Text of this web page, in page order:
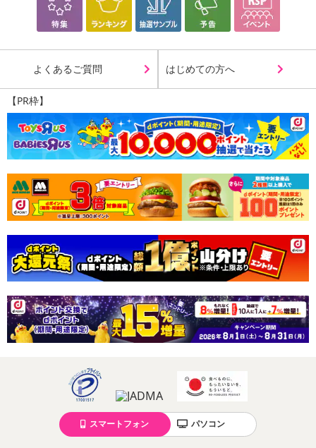
よくあるご質問 はじめての方へ
【PR枠】
スマートフォン パソコン